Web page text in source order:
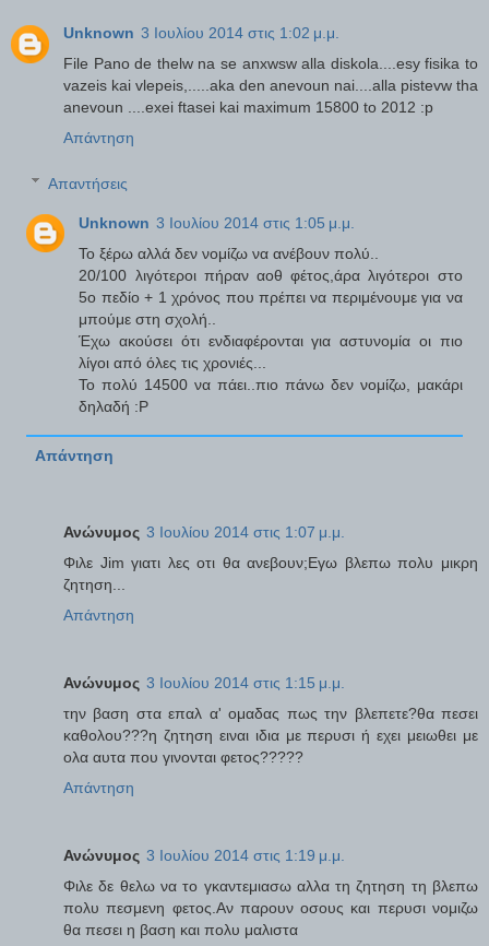
Unknown 3 Ιουλίου 2014 στις 1:02 μ.μ.
File Pano de thelw na se anxwsw alla diskola....esy fisika to
vazeis kai vlepeis,.....aka den anevoun nai....alla pistevw tha
anevoun ....exei ftasei kai maximum 15800 to 2012 :p
Απάντηση
Απαντήσεις
Unknown 3 Ιουλίου 2014 στις 1:05 μ.μ.
Το ξέρω αλλά δεν νομίζω να ανέβουν πολύ..
20/100 λιγότεροι πήραν αοθ φέτος,άρα λιγότεροι στο
5ο πεδίο + 1 χρόνος που πρέπει να περιμένουμε για να
μπούμε στη σχολή..
Έχω ακούσει ότι ενδιαφέρονται για αστυνομία οι πιο
λίγοι από όλες τις χρονιές...
Το πολύ 14500 να πάει..πιο πάνω δεν νομίζω, μακάρι
δηλαδή :P
Απάντηση
Ανώνυμος 3 Ιουλίου 2014 στις 1:07 μ.μ.
Φιλε Jim γιατι λες οτι θα ανεβουν;Εγω βλεπω πολυ μικρη
ζητηση...
Απάντηση
Ανώνυμος 3 Ιουλίου 2014 στις 1:15 μ.μ.
την βαση στα επαλ α' ομαδας πως την βλεπετε?θα πεσει
καθολου???η ζητηση ειναι ιδια με περυσι ή εχει μειωθει με
ολα αυτα που γινονται φετος?????
Απάντηση
Ανώνυμος 3 Ιουλίου 2014 στις 1:19 μ.μ.
Φιλε δε θελω να το γκαντεμιασω αλλα τη ζητηση τη βλεπω
πολυ πεσμενη φετος.Αν παρουν οσους και περυσι νομιζω
θα πεσει η βαση και πολυ μαλιστα